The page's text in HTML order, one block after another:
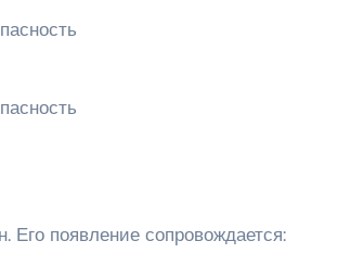
появление сопровождается: